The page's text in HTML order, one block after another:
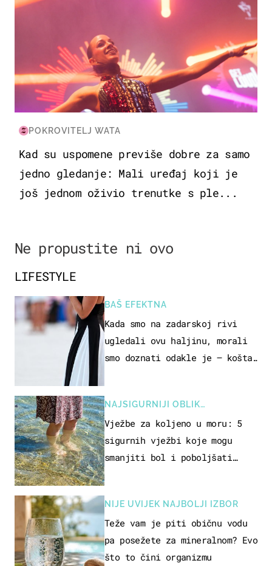
POKROVITELJ WATA
Kad su uspomene previše dobre za samo
jedno gledanje: Mali uređaj koji je
još jednom oživio trenutke s ple...
Ne propustite ni ovo
LIFESTYLE
BAŠ EFEKTNA
Kada smo na zadarskoj rivi
ugledali ovu haljinu, morali
smo doznati odakle je – košta
NAJSIGURNIJI OBLIK
REKREACIJE
Vježbe za koljeno u moru: 5
sigurnih vježbi koje mogu
smanjiti bol i poboljšati
NIJE UVIJEK NAJBOLJI IZBOR
Teže vam je piti običnu vodu
pa posežete za mineralnom? Evo
što to čini organizmu